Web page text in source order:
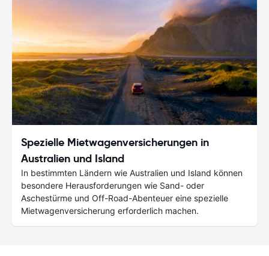
Spezielle Mietwagenversicherungen in
Australien und Island
In bestimmten Ländern wie Australien und Island können
besondere Herausforderungen wie Sand- oder
Aschestürme und Off-Road-Abenteuer eine spezielle
Mietwagenversicherung erforderlich machen.